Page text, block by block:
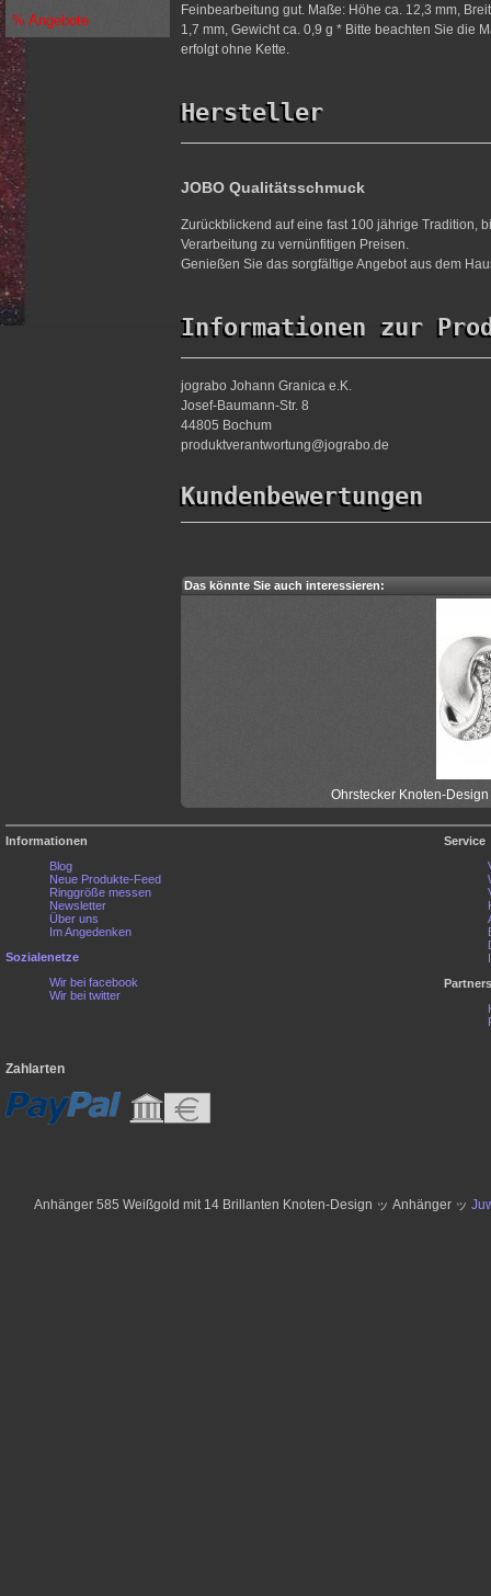
Feinbearbeitung gut. Maße: Höhe ca. 12,3 mm,
1,7 mm, Gewicht ca. 0,9 g * Bitte beachten Sie die
erfolgt ohne Kette.
Hersteller
JOBO Qualitätsschmuck
Zurückblickend auf eine fast 100 jährige Tradition,
Verarbeitung zu vernünfitigen Preisen.
Genießen Sie das sorgfältige Angebot aus dem
Informationen zur
jograbo Johann Granica e.K.
Josef-Baumann-Str. 8
44805 Bochum
produktverantwortung@jograbo.de
Kundenbewertungen
Das könnte Sie auch interessieren:
Ohrstecker Knoten-
% Angebote
Informationen
Blog
Neue Produkte-Feed
Ringgröße messen
Newsletter
Über uns
Im Angedenken
Sozialenetze
Wir bei facebook
Wir bei twitter
Service
Zahlarten
Anhänger 585 Weißgold mit 14 Brillanten Knoten-Design ッ Anhänger ッ